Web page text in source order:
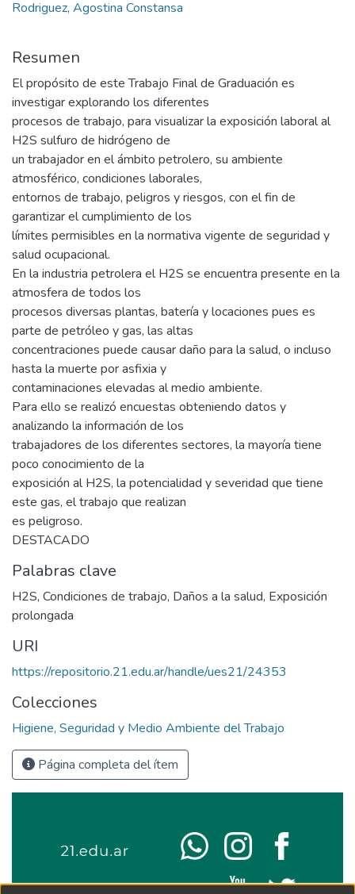
Rodriguez, Agostina Constansa
Resumen
El propósito de este Trabajo Final de Graduación es
investigar explorando los diferentes
procesos de trabajo, para visualizar la exposición laboral al
H2S sulfuro de hidrógeno de
un trabajador en el ámbito petrolero, su ambiente
atmosférico, condiciones laborales,
entornos de trabajo, peligros y riesgos, con el fin de
garantizar el cumplimiento de los
límites permisibles en la normativa vigente de seguridad y
salud ocupacional.
En la industria petrolera el H2S se encuentra presente en la
atmosfera de todos los
procesos diversas plantas, batería y locaciones pues es
parte de petróleo y gas, las altas
concentraciones puede causar daño para la salud, o incluso
hasta la muerte por asfixia y
contaminaciones elevadas al medio ambiente.
Para ello se realizó encuestas obteniendo datos y
analizando la información de los
trabajadores de los diferentes sectores, la mayoría tiene
poco conocimiento de la
exposición al H2S, la potencialidad y severidad que tiene
este gas, el trabajo que realizan
es peligroso.
DESTACADO
Palabras clave
H2S, Condiciones de trabajo, Daños a la salud, Exposición
prolongada
URI
https://repositorio.21.edu.ar/handle/ues21/24353
Colecciones
Higiene, Seguridad y Medio Ambiente del Trabajo
Página completa del ítem